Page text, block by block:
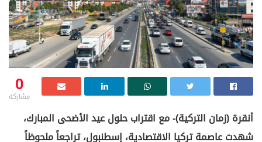
0
مشاركة
أنقرة (زمان التركية)- مع اقتراب حلول عيد الأضحى المبارك،
شهدت عاصمة تركيا الاقتصادية، إسطنبول، تراجعاً ملحوظاً